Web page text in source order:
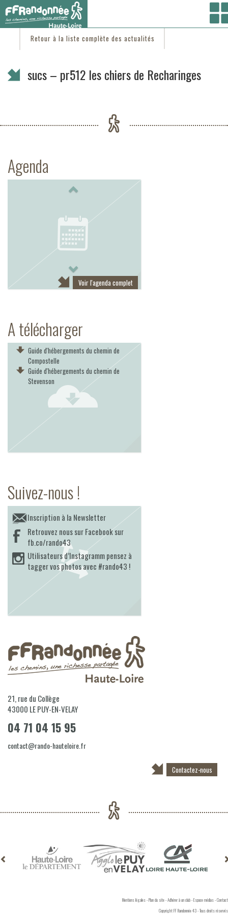
Vous êtes ici :Accueil/C'est d'actu
Retour à la liste complète des actualités
sucs – pr512 les chiers de Recharinges
Agenda
Voir l'agenda complet
A télécharger
Guide d'hébergements du chemin de
Compostelle
Guide d'hébergements du chemin de
Stevenson
Suivez-nous !
Inscription à la Newsletter
Retrouvez nous sur Facebook sur
fb.co/rando43
Utilisateurs d’Instagramm pensez à
tagger vos photos avec #rando43 !
21, rue du Collège
43000 LE PUY-EN-VELAY
04 71 04 15 95
contact@rando-hauteloire.fr
Contactez-nous
Mentions légales-Plan du site-Adhérer à un club-Espace médias-Contact
Copyright FF Randonnée 43 - Tous droits réservés